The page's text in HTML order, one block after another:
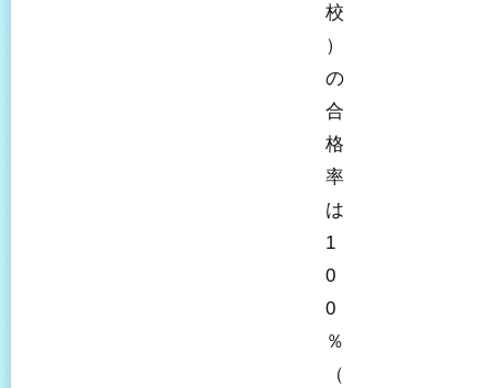
校
）
の
合
格
率
は
1
0
0
％
（